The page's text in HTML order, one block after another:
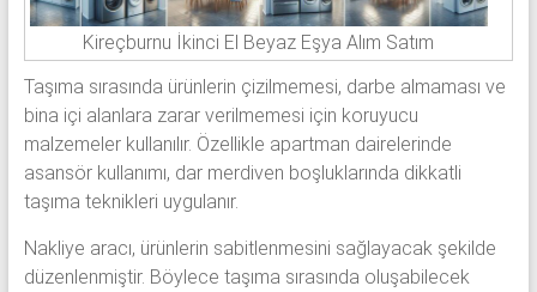
Kireçburnu İkinci El Beyaz Eşya Alım Satım
Taşıma sırasında ürünlerin çizilmemesi, darbe almaması ve
bina içi alanlara zarar verilmemesi için koruyucu
malzemeler kullanılır. Özellikle apartman dairelerinde
asansör kullanımı, dar merdiven boşluklarında dikkatli
taşıma teknikleri uygulanır.
Nakliye aracı, ürünlerin sabitlenmesini sağlayacak şekilde
düzenlenmiştir. Böylece taşıma sırasında oluşabilecek